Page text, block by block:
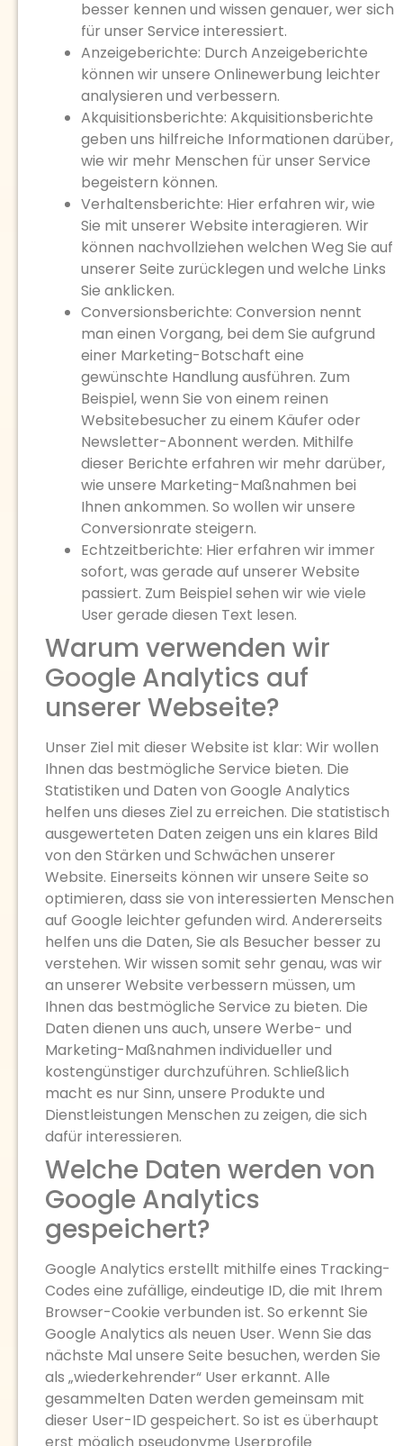
besser kennen und wissen genauer, wer sich
für unser Service interessiert.
Anzeigeberichte: Durch Anzeigeberichte
können wir unsere Onlinewerbung leichter
analysieren und verbessern.
Akquisitionsberichte: Akquisitionsberichte
geben uns hilfreiche Informationen darüber,
wie wir mehr Menschen für unser Service
begeistern können.
Verhaltensberichte: Hier erfahren wir, wie
Sie mit unserer Website interagieren. Wir
können nachvollziehen welchen Weg Sie auf
unserer Seite zurücklegen und welche Links
Sie anklicken.
Conversionsberichte: Conversion nennt
man einen Vorgang, bei dem Sie aufgrund
einer Marketing-Botschaft eine
gewünschte Handlung ausführen. Zum
Beispiel, wenn Sie von einem reinen
Websitebesucher zu einem Käufer oder
Newsletter-Abonnent werden. Mithilfe
dieser Berichte erfahren wir mehr darüber,
wie unsere Marketing-Maßnahmen bei
Ihnen ankommen. So wollen wir unsere
Conversionrate steigern.
Echtzeitberichte: Hier erfahren wir immer
sofort, was gerade auf unserer Website
passiert. Zum Beispiel sehen wir wie viele
User gerade diesen Text lesen.
Warum verwenden wir
Google Analytics auf
unserer Webseite?
Unser Ziel mit dieser Website ist klar: Wir wollen
Ihnen das bestmögliche Service bieten. Die
Statistiken und Daten von Google Analytics
helfen uns dieses Ziel zu erreichen. Die statistisch
ausgewerteten Daten zeigen uns ein klares Bild
von den Stärken und Schwächen unserer
Website. Einerseits können wir unsere Seite so
optimieren, dass sie von interessierten Menschen
auf Google leichter gefunden wird. Andererseits
helfen uns die Daten, Sie als Besucher besser zu
verstehen. Wir wissen somit sehr genau, was wir
an unserer Website verbessern müssen, um
Ihnen das bestmögliche Service zu bieten. Die
Daten dienen uns auch, unsere Werbe- und
Marketing-Maßnahmen individueller und
kostengünstiger durchzuführen. Schließlich
macht es nur Sinn, unsere Produkte und
Dienstleistungen Menschen zu zeigen, die sich
dafür interessieren.
Welche Daten werden von
Google Analytics
gespeichert?
Google Analytics erstellt mithilfe eines Tracking-
Codes eine zufällige, eindeutige ID, die mit Ihrem
Browser-Cookie verbunden ist. So erkennt Sie
Google Analytics als neuen User. Wenn Sie das
nächste Mal unsere Seite besuchen, werden Sie
als „wiederkehrender“ User erkannt. Alle
gesammelten Daten werden gemeinsam mit
dieser User-ID gespeichert. So ist es überhaupt